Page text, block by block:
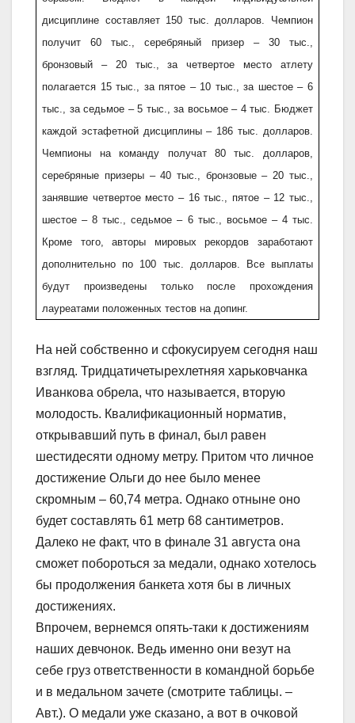
дисциплине составляет 150 тыс. долларов. Чемпион
получит 60 тыс., серебряный призер – 30 тыс.,
бронзовый – 20 тыс., за четвертое место атлету
полагается 15 тыс., за пятое – 10 тыс., за шестое – 6
тыс., за седьмое – 5 тыс., за восьмое – 4 тыс. Бюджет
каждой эстафетной дисциплины – 186 тыс. долларов.
Чемпионы на команду получат 80 тыс. долларов,
серебряные призеры – 40 тыс., бронзовые – 20 тыс.,
занявшие четвертое место – 16 тыс., пятое – 12 тыс.,
шестое – 8 тыс., седьмое – 6 тыс., восьмое – 4 тыс.
Кроме того, авторы мировых рекордов заработают
дополнительно по 100 тыс. долларов. Все выплаты
будут произведены только после прохождения
лауреатами положенных тестов на допинг.
На ней собственно и сфокусируем сегодня наш
взгляд. Тридцатичетырехлетняя харьковчанка
Иванкова обрела, что называется, вторую
молодость. Квалификационный норматив,
открывавший путь в финал, был равен
шестидесяти одному метру. Притом что личное
достижение Ольги до нее было менее
скромным – 60,74 метра. Однако отныне оно
будет составлять 61 метр 68 сантиметров.
Далеко не факт, что в финале 31 августа она
сможет побороться за медали, однако хотелось
бы продолжения банкета хотя бы в личных
достижениях.
Впрочем, вернемся опять-таки к достижениям
наших девчонок. Ведь именно они везут на
себе груз ответственности в командной борьбе
и в медальном зачете (смотрите таблицы. –
Авт.). О медали уже сказано, а вот в очковой